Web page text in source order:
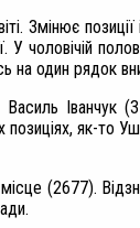
Змінює
У чоловічій
на один рядок
Василь Іванчук (
як-то
(2677).